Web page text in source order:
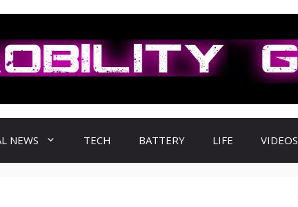
NEWS TECH BATTERY LIFE VIDEOS